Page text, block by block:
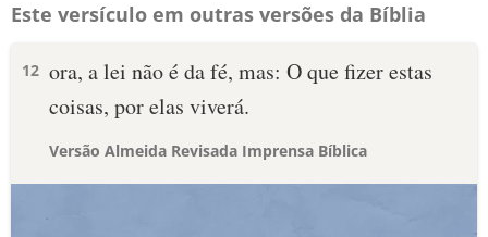
Este versículo em outras versões da Bíblia
12 ora, a lei não é da fé, mas: O que fizer estas
coisas, por elas viverá.
Versão Almeida Revisada Imprensa Bíblica